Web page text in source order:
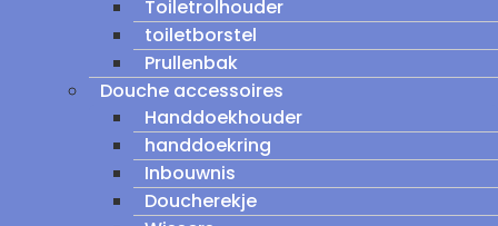
Toiletrolhouder
toiletborstel
Prullenbak
Douche accessoires
Handdoekhouder
handdoekring
Inbouwnis
Doucherekje